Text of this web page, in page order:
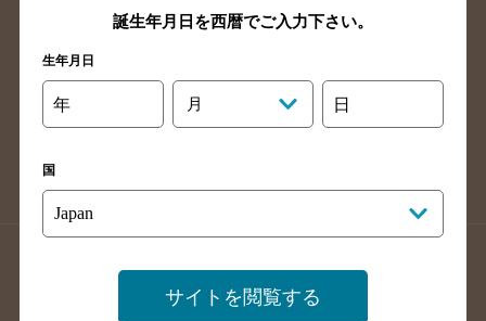
香川県のバー検索
愛媛県のバー検索
長崎県のバー検索
佐賀県のバー検索
大分県のバー検索
熊本県のバー検索
掲載店舗様ログイン
誕生年月日を西暦でご入力下さい。
生年月日
年 月 日
国
サイトを閲覧する